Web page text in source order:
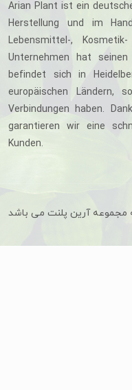
Arian Plant ist ein
Herstellung und im
Lebensmittel-,
Unternehmen hat
befindet sich in
europäischen Ländern,
Verbindungen haben.
garantieren wir eine
Kunden.